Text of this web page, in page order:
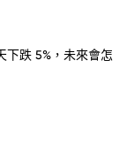
下跌 5%，未來會怎